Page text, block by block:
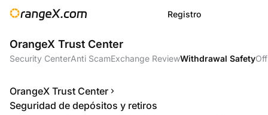
Registro
OrangeX Trust Center
Security CenterAnti ScamExchange ReviewWithdrawal Safety
OrangeX Trust Center
Seguridad de depósitos y retiros